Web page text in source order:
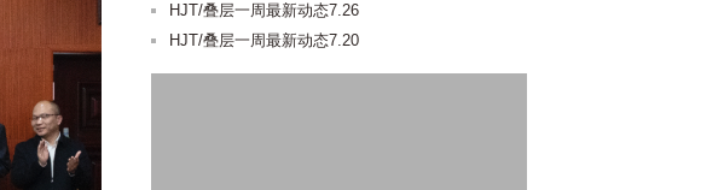
HJT/叠层一周最新动态7.26
HJT/叠层一周最新动态7.20